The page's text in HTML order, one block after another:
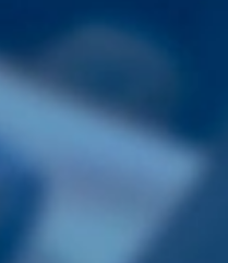
オイル交換
バッテリー交換
鈑金
買取り・中古車販売